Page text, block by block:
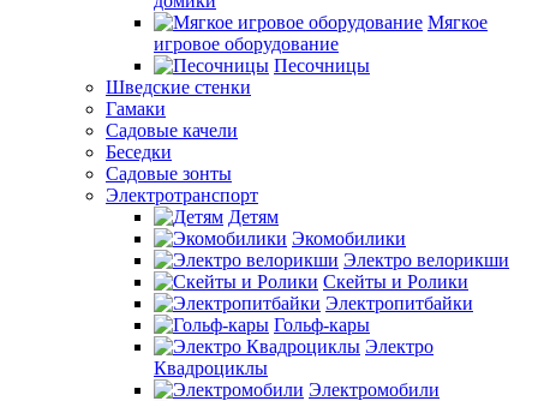
Мягкое
игровое оборудование
Песочницы
Шведские стенки
Гамаки
Садовые качели
Беседки
Садовые зонты
Электротранспорт
Детям
Экомобилики
Электро велорикши
Скейты и Ролики
Электропитбайки
Гольф-кары
Электро
Квадроциклы
Электромобили